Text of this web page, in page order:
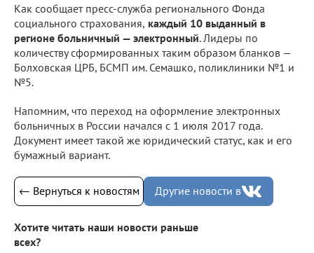
Как сообщает пресс-служба регионального Фонда
социального страхования, каждый 10 выданный в
регионе больничный — электронный. Лидеры по
количеству сформированных таким образом бланков —
Болховская ЦРБ, БСМП им. Семашко, поликлиники №1 и
№5.
Напомним, что переход на оформление электронных
больничных в России начался с 1 июля 2017 года.
Документ имеет такой же юридический статус, как и его
бумажный вариант.
← Вернуться к новостям Другие новости в
Хотите читать наши новости раньше
всех?